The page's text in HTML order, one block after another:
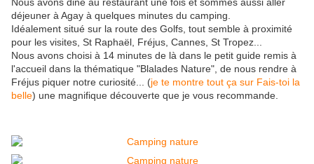
déjeuner à Agay à quelques minutes du camping.
Idéalement situé sur la route des Golfs, tout semble à proximité
pour les visites, St Raphaël, Fréjus, Cannes, St Tropez...
Nous avons choisi à 14 minutes de là dans le petit guide remis à
l'accueil dans la thématique "Blalades Nature", de nous rendre à
Fréjus piquer notre curiosité... (je te montre tout ça sur Fais-toi la
belle) une magnifique découverte que je vous recommande.